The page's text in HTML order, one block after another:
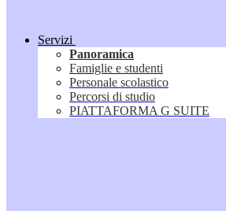
Servizi
Panoramica
Famiglie e studenti
Personale scolastico
Percorsi di studio
PIATTAFORMA G SUITE